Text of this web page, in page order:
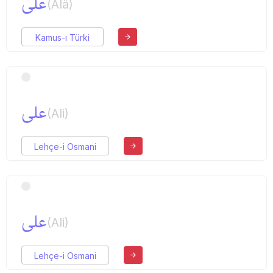
(Alâ)
Kamus-ı Türki
علی(Ali)
Lehçe-i Osmani
علی(Ali)
Lehçe-i Osmani